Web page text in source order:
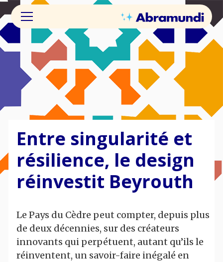
Entre singularité et
résilience, le design
réinvestit Beyrouth
Le Pays du Cèdre peut compter, depuis plus
de deux décennies, sur des créateurs
innovants qui perpétuent, autant qu’ils le
réinventent, un savoir-faire inégalé en